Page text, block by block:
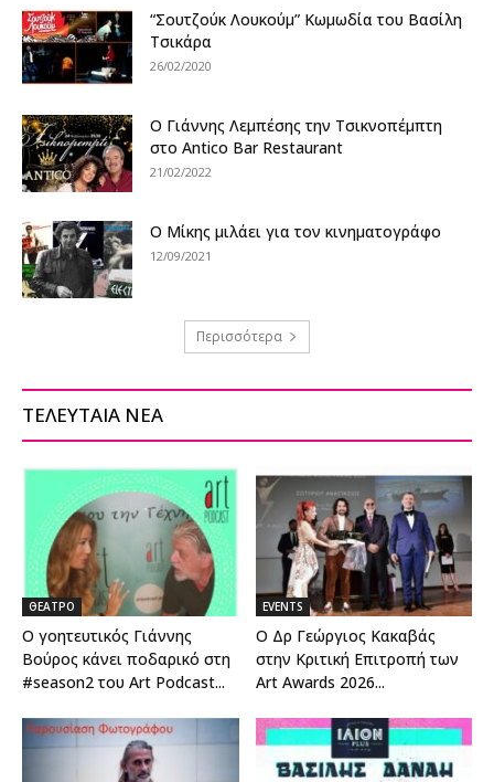
“Σουτζούκ Λουκούμ” Κωμωδία του Βασίλη
Τσικάρα
26/02/2020
Ο Γιάννης Λεμπέσης την Τσικνοπέμπτη
στο Antico Bar Restaurant
21/02/2022
Ο Μίκης μιλάει για τον κινηματογράφο
12/09/2021
Περισσότερα
ΤΕΛΕΥΤΑΙΑ ΝΕΑ
ΘΕΑΤΡΟ
Ο γοητευτικός Γιάννης
Βούρος κάνει ποδαρικό στη
#season2 του Art Podcast...
EVENTS
Ο Δρ Γεώργιος Κακαβάς
στην Κριτική Επιτροπή των
Art Awards 2026...